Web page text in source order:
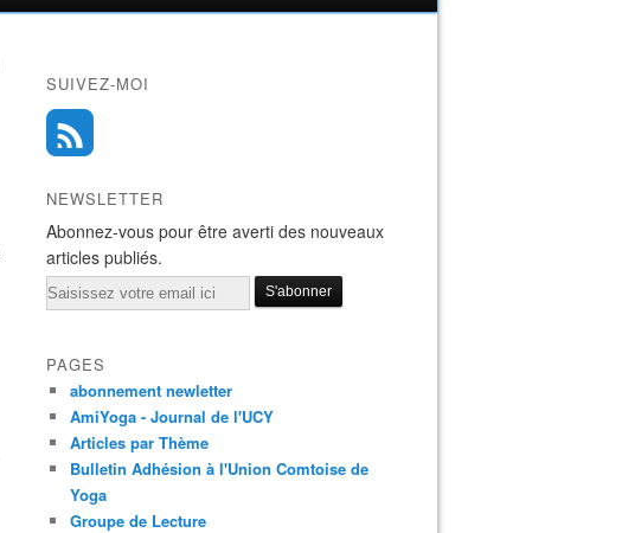
SUIVEZ-MOI
NEWSLETTER
Abonnez-vous pour être averti des nouveaux
articles publiés.
Email
PAGES
abonnement newletter
AmiYoga - Journal de l'UCY
Articles par Thème
Bulletin Adhésion à l'Union Comtoise de
Yoga
Groupe de Lecture